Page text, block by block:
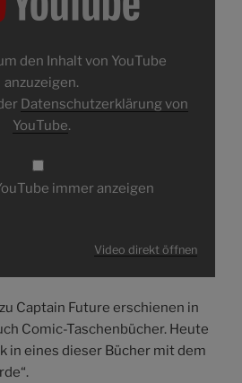
den Inhalt von YouTube
anzuzeigen.
Datenschutzerklärung von
YouTube.
immer anzeigen
Video direkt öffnen
Captain Future erschienen in
Comic-Taschenbücher. Heute
in eines dieser Bücher mit dem